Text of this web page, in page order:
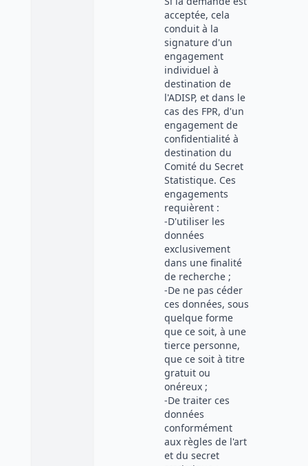
acceptée, cela
conduit à la
signature d'un
engagement
individuel à
destination de
l'ADISP, et dans le
cas des FPR, d'un
engagement de
confidentialité à
destination du
Comité du Secret
Statistique. Ces
engagements
requièrent :
-D'utiliser les
données
exclusivement
dans une finalité
de recherche ;
-De ne pas céder
ces données, sous
quelque forme
que ce soit, à une
tierce personne,
que ce soit à titre
gratuit ou
onéreux ;
-De traiter ces
données
conformément
aux règles de l'art
et du secret